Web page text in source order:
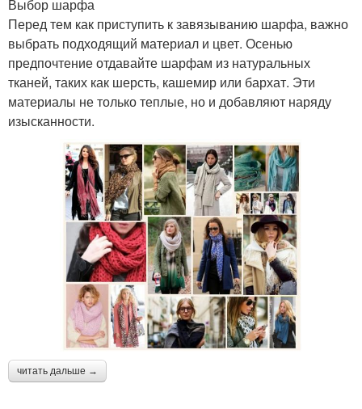
Выбор шарфа
Перед тем как приступить к завязыванию шарфа, важно
выбрать подходящий материал и цвет. Осенью
предпочтение отдавайте шарфам из натуральных
тканей, таких как шерсть, кашемир или бархат. Эти
материалы не только теплые, но и добавляют наряду
изысканности.
читать дальше →